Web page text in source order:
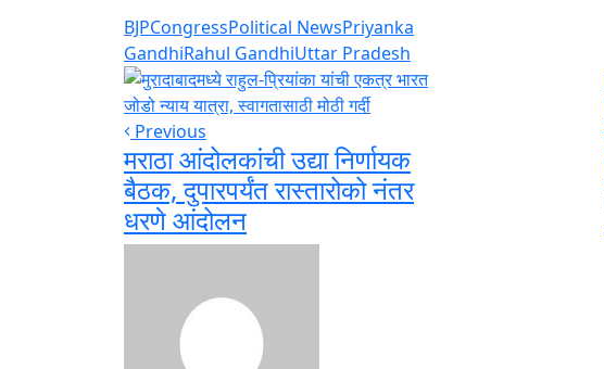
BJPCongressPolitical NewsPriyanka
GandhiRahul GandhiUttar Pradesh
Previous
मराठा आंदोलकांची उद्या निर्णायक
बैठक, दुपारपर्यंत रास्तारोको नंतर
धरणे आंदोलन